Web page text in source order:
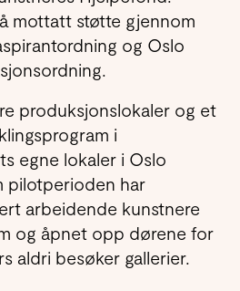
mottatt støtte gjennom
og Oslo
produksjonslokaler og et
i
egne lokaler i Oslo
pilotperioden har
arbeidende kunstnere
og åpnet opp dørene for
aldri besøker gallerier.